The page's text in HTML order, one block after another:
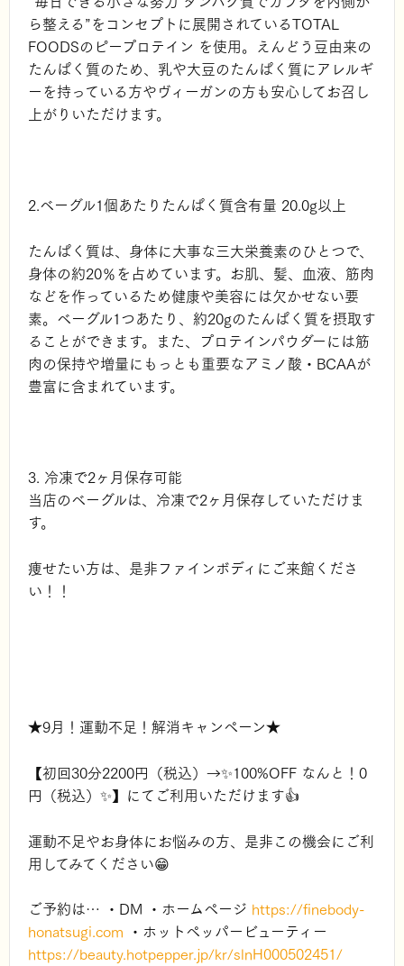
ら整える”をコンセプトに展開されているTOTAL
FOODSのピープロテイン を使用。えんどう豆由来の
たんぱく質のため、 乳や大豆のたんぱく質にアレルギ
ーを持っている方やヴィーガンの方も安心してお召し
上がりいただけます。
2.ベーグル1個あたりたんぱく質含有量 20.0g以上
たんぱく質は、身体に大事な三大栄養素のひとつで、
身体の約20％を占めています。お肌、髪、血液、筋肉
などを作っているため健康や美容には欠かせない要
素。ベーグル1つあたり、約20gのたんぱく質を摂取す
ることができます。また、プロテインパウダーには筋
⾁の保持や増量にもっとも重要なアミノ酸・BCAAが
豊富に含まれています。
3. 冷凍で2ヶ月保存可能
当店のベーグルは、冷凍で2ヶ月保存していただけま
す。
痩せたい方は、是非ファインボディにご来館くださ
い！！
★9月！運動不足！解消キャンペーン★
【初回30分2200円（税込）→✨100%OFF なんと！0
円（税込）✨】にてご利用いただけます👍
運動不足やお身体にお悩みの方、是非この機会にご利
用してみてください😁
ご予約は… ・DM ・ホームページ https://finebody-
honatsugi.com ・ホットペッパービューティー
https://beauty.hotpepper.jp/kr/slnH000502451/